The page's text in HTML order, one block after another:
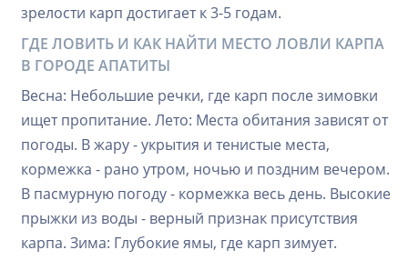
зрелости карп достигает к 3-5 годам.
ГДЕ ЛОВИТЬ И КАК НАЙТИ МЕСТО ЛОВЛИ КАРПА
В ГОРОДЕ АПАТИТЫ
Весна: Небольшие речки, где карп после зимовки
ищет пропитание. Лето: Места обитания зависят от
погоды. В жару - укрытия и тенистые места,
кормежка - рано утром, ночью и поздним вечером.
В пасмурную погоду - кормежка весь день. Высокие
прыжки из воды - верный признак присутствия
карпа. Зима: Глубокие ямы, где карп зимует.